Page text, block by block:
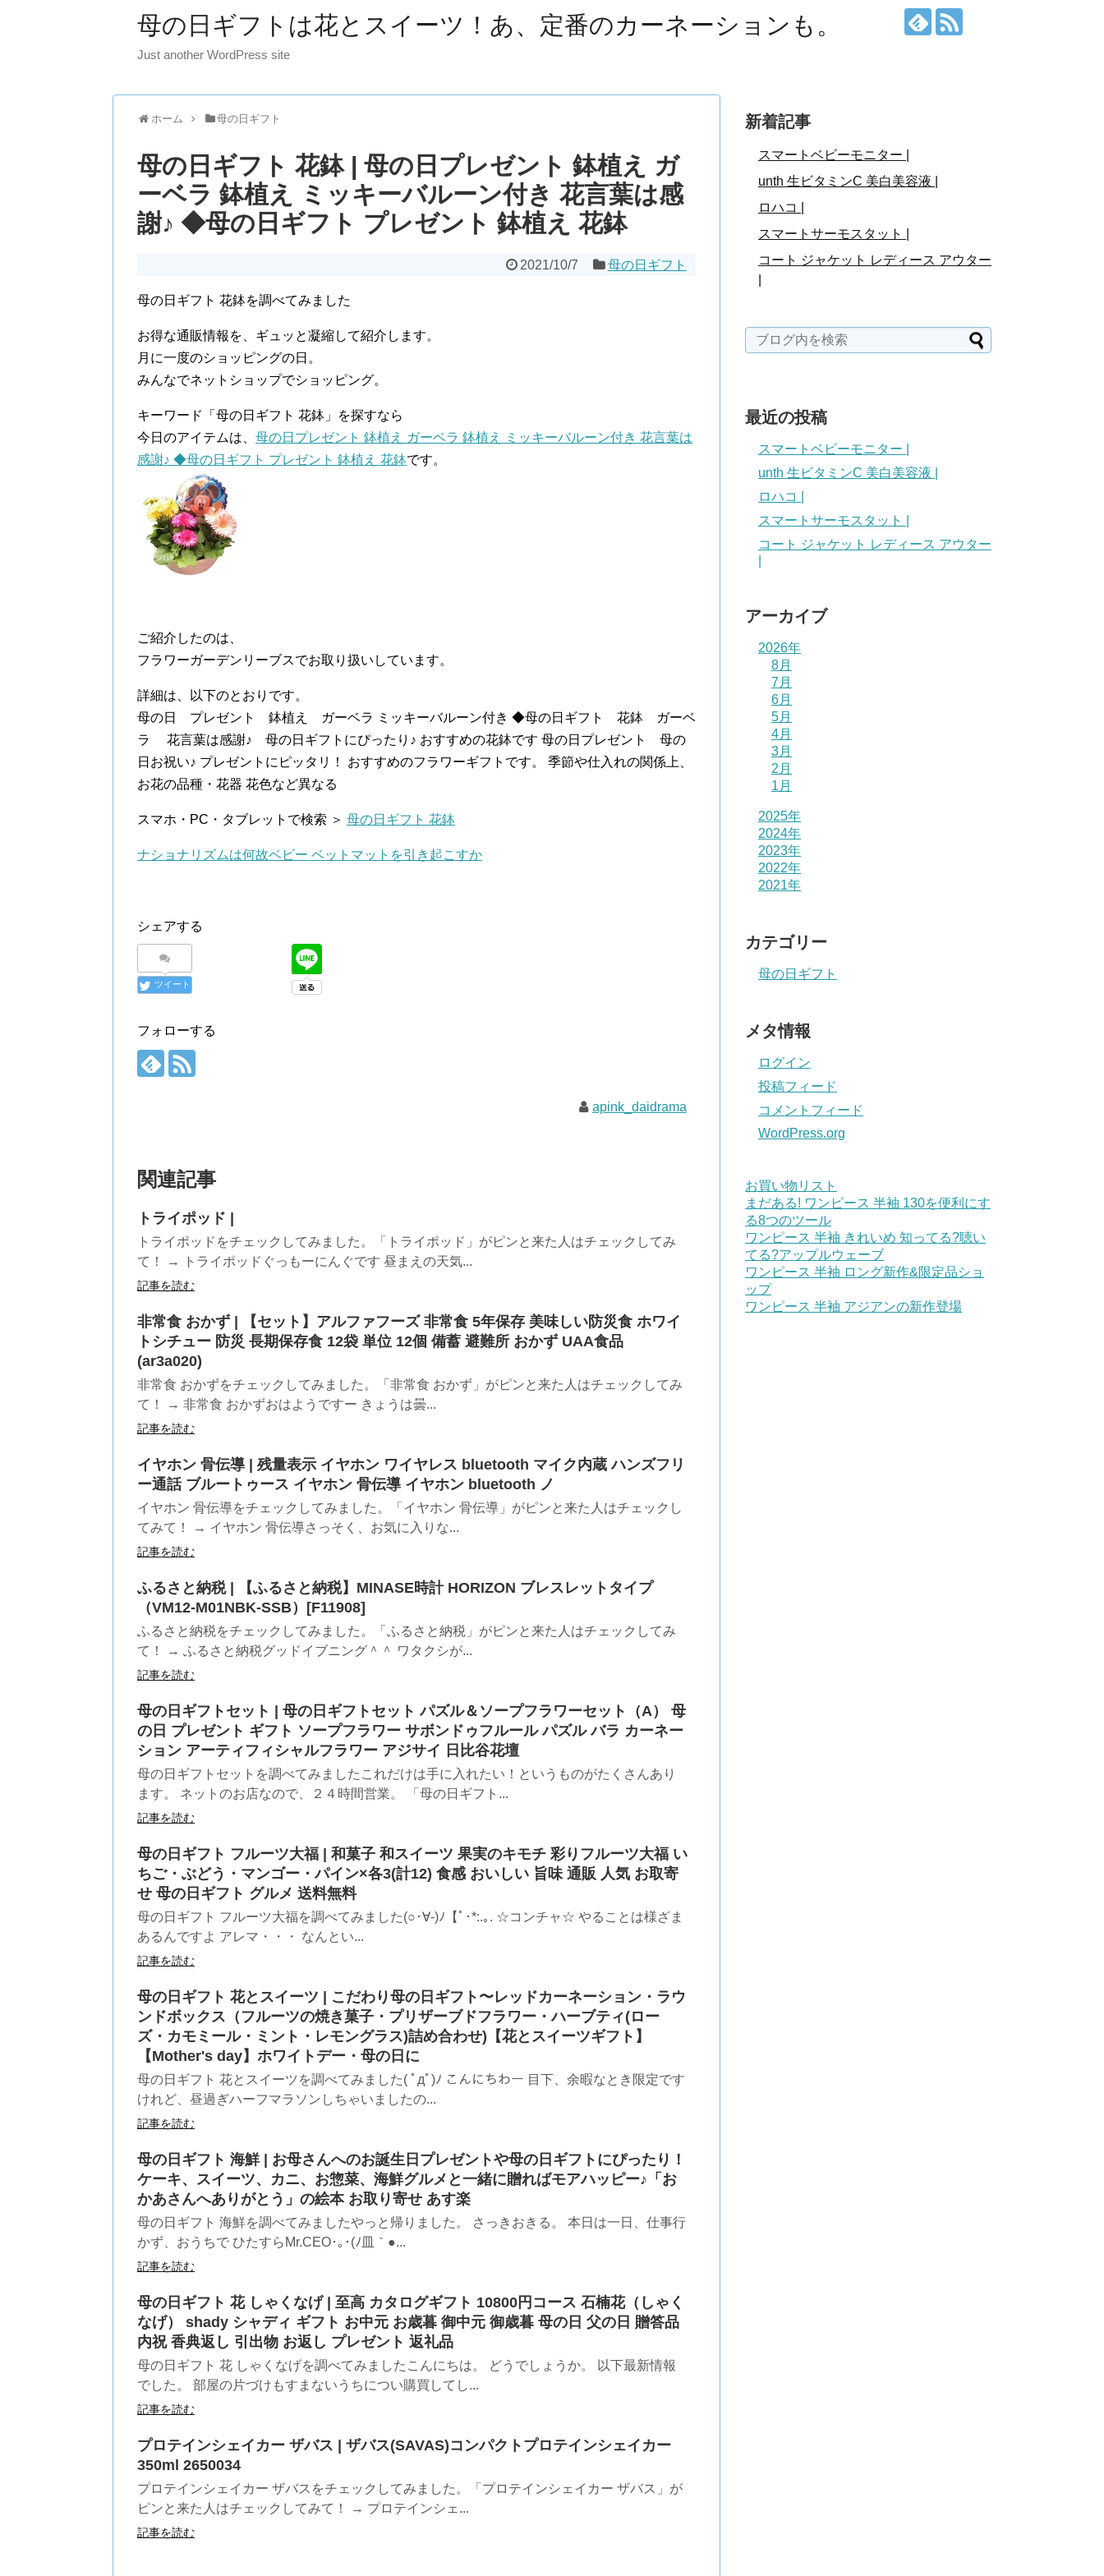
母の日ギフトは花とスイーツ！あ、定番のカーネーションも。
Just another WordPress site
ホーム 母の日ギフト
母の日ギフト 花鉢 | 母の日プレゼント 鉢植え ガ
ーベラ 鉢植え ミッキーバルーン付き 花言葉は感
謝♪ ◆母の日ギフト プレゼント 鉢植え 花鉢
2021/10/7 母の日ギフト
母の日ギフト 花鉢を調べてみました
お得な通販情報を、ギュッと凝縮して紹介します。
月に一度のショッピングの日。
みんなでネットショップでショッピング。
キーワード「母の日ギフト 花鉢」を探すなら
今日のアイテムは、 母の日プレゼント 鉢植え ガーベラ 鉢植え ミッキーバルーン付き 花言葉は
感謝♪ ◆母の日ギフト プレゼント 鉢植え 花鉢です。
ご紹介したのは、
フラワーガーデンリーブスでお取り扱いしています。
詳細は、以下のとおりです。
母の日 プレゼント 鉢植え ガーベラ ミッキーバルーン付き ◆母の日ギフト 花鉢 ガーベ
ラ 花言葉は感謝♪ 母の日ギフトにぴったり♪ おすすめの花鉢です 母の日プレゼント 母の
日お祝い♪ プレゼントにピッタリ！ おすすめのフラワーギフトです。 季節や仕入れの関係上、
お花の品種・花器 花色など異なる
スマホ・PC・タブレットで検索 ＞ 母の日ギフト 花鉢
ナショナリズムは何故ベビー ベットマットを引き起こすか
シェアする
ツイート
フォローする
apink_daidrama
関連記事
トライポッド |
トライポッドをチェックしてみました。「トライポッド」がピンと来た人はチェックしてみ
て！ → トライポッドぐっもーにんぐです 昼まえの天気...
記事を読む
非常食 おかず | 【セット】アルファフーズ 非常食 5年保存 美味しい防災食 ホワイ
トシチュー 防災 長期保存食 12袋 単位 12個 備蓄 避難所 おかず UAA食品
(ar3a020)
非常食 おかずをチェックしてみました。「非常食 おかず」がピンと来た人はチェックしてみ
て！ → 非常食 おかずおはようですー きょうは曇...
記事を読む
イヤホン 骨伝導 | 残量表示 イヤホン ワイヤレス bluetooth マイク内蔵 ハンズフリ
ー通話 ブルートゥース イヤホン 骨伝導 イヤホン bluetooth ノ
イヤホン 骨伝導をチェックしてみました。「イヤホン 骨伝導」がピンと来た人はチェックし
てみて！ → イヤホン 骨伝導さっそく、お気に入りな...
記事を読む
ふるさと納税 | 【ふるさと納税】MINASE時計 HORIZON ブレスレットタイプ
（VM12-M01NBK-SSB）[F11908]
ふるさと納税をチェックしてみました。「ふるさと納税」がピンと来た人はチェックしてみ
て！ → ふるさと納税グッドイブニング＾＾ ワタクシが...
記事を読む
母の日ギフトセット | 母の日ギフトセット パズル＆ソープフラワーセット（A） 母
の日 プレゼント ギフト ソープフラワー サボンドゥフルール パズル バラ カーネー
ション アーティフィシャルフラワー アジサイ 日比谷花壇
母の日ギフトセットを調べてみましたこれだけは手に入れたい！というものがたくさんあり
ます。 ネットのお店なので、２４時間営業。 「母の日ギフト...
記事を読む
母の日ギフト フルーツ大福 | 和菓子 和スイーツ 果実のキモチ 彩りフルーツ大福 い
ちご・ぶどう・マンゴー・パイン×各3(計12) 食感 おいしい 旨味 通販 人気 お取寄
せ 母の日ギフト グルメ 送料無料
母の日ギフト フルーツ大福を調べてみました(○･∀-)ﾉ【ﾟ･*:.｡. ☆コンチャ☆ やることは様ざま
あるんですよ アレマ・・・ なんとい...
記事を読む
母の日ギフト 花とスイーツ | こだわり母の日ギフト〜レッドカーネーション・ラウ
ンドボックス（フルーツの焼き菓子・プリザーブドフラワー・ハーブティ(ロー
ズ・カモミール・ミント・レモングラス)詰め合わせ)【花とスイーツギフト】
【Mother's day】ホワイトデー・母の日に
母の日ギフト 花とスイーツを調べてみました( ﾟдﾟ)ﾉ こんにちわー 目下、余暇なとき限定です
けれど、昼過ぎハーフマラソンしちゃいましたの...
記事を読む
母の日ギフト 海鮮 | お母さんへのお誕生日プレゼントや母の日ギフトにぴったり！
ケーキ、スイーツ、カニ、お惣菜、海鮮グルメと一緒に贈ればモアハッピー♪「お
かあさんへありがとう」の絵本 お取り寄せ あす楽
母の日ギフト 海鮮を調べてみましたやっと帰りました。 さっきおきる。 本日は一日、仕事行
かず、おうちで ひたすらMr.CEO･｡･(ﾉ皿｀●...
記事を読む
母の日ギフト 花 しゃくなげ | 至高 カタログギフト 10800円コース 石楠花（しゃく
なげ） shady シャディ ギフト お中元 お歳暮 御中元 御歳暮 母の日 父の日 贈答品
内祝 香典返し 引出物 お返し プレゼント 返礼品
母の日ギフト 花 しゃくなげを調べてみましたこんにちは。 どうでしょうか。 以下最新情報
でした。 部屋の片づけもすまないうちについ購買してし...
記事を読む
プロテインシェイカー ザバス | ザバス(SAVAS)コンパクトプロテインシェイカー
350ml 2650034
プロテインシェイカー ザバスをチェックしてみました。「プロテインシェイカー ザバス」が
ピンと来た人はチェックしてみて！ → プロテインシェ...
記事を読む
新着記事
スマートベビーモニター |
unth 生ビタミンC 美白美容液 |
ロハコ |
スマートサーモスタット |
コート ジャケット レディース アウター
最近の投稿
スマートベビーモニター |
unth 生ビタミンC 美白美容液 |
ロハコ |
スマートサーモスタット |
コート ジャケット レディース アウター
アーカイブ
2026年
8月
7月
6月
5月
4月
3月
2月
1月
2025年
2024年
2023年
2022年
2021年
カテゴリー
母の日ギフト
メタ情報
ログイン
投稿フィード
コメントフィード
WordPress.org
お買い物リスト
まだある! ワンピース 半袖 130を便利にす
る8つのツール
ワンピース 半袖 きれいめ 知ってる?聴い
てる?アップルウェーブ
ワンピース 半袖 ロング新作&限定品ショ
ップ
ワンピース 半袖 アジアンの新作登場